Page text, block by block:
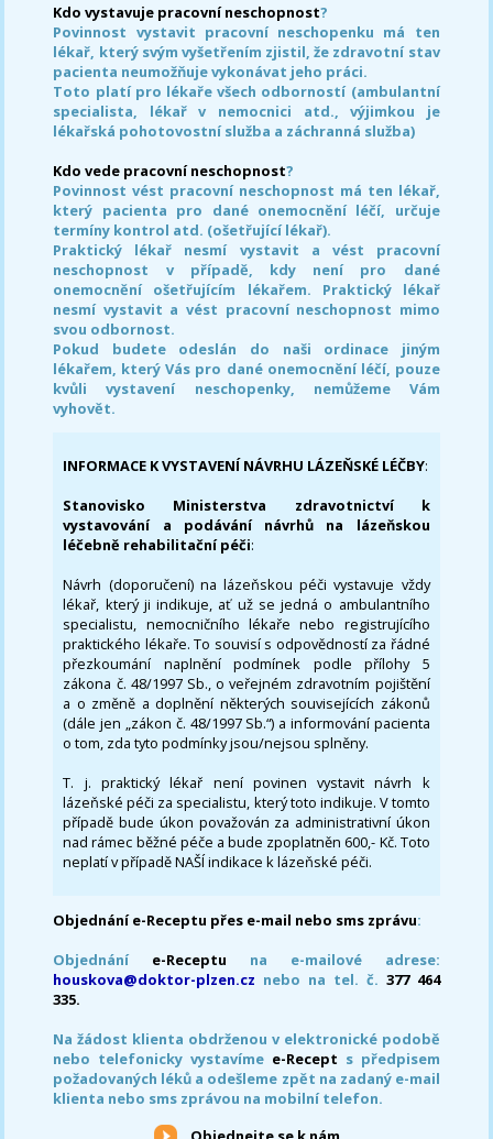
Kdo vystavuje pracovní neschopnost?
Povinnost vystavit pracovní neschopenku má ten
lékař, který svým vyšetřením zjistil, že zdravotní stav
pacienta neumožňuje vykonávat jeho práci.
Toto platí pro lékaře všech odborností (ambulantní
specialista, lékař v nemocnici atd., výjimkou je
lékařská pohotovostní služba a záchranná služba)
Kdo vede pracovní neschopnost?
Povinnost vést pracovní neschopnost má ten lékař,
který pacienta pro dané onemocnění léčí, určuje
termíny kontrol atd. (ošetřující lékař).
Praktický lékař nesmí vystavit a vést pracovní
neschopnost v případě, kdy není pro dané
onemocnění ošetřujícím lékařem. Praktický lékař
nesmí vystavit a vést pracovní neschopnost mimo
svou odbornost.
Pokud budete odeslán do naši ordinace jiným
lékařem, který Vás pro dané onemocnění léčí, pouze
kvůli vystavení neschopenky, nemůžeme Vám
vyhovět.
INFORMACE K VYSTAVENÍ NÁVRHU LÁZEŇSKÉ LÉČBY:
Stanovisko Ministerstva zdravotnictví k
vystavování a podávání návrhů na lázeňskou
léčebně rehabilitační péči:
Návrh (doporučení) na lázeňskou péči vystavuje vždy
lékař, který ji indikuje, ať už se jedná o ambulantního
specialistu, nemocničního lékaře nebo registrujícího
praktického lékaře. To souvisí s odpovědností za řádné
přezkoumání naplnění podmínek podle přílohy 5
zákona č. 48/1997 Sb., o veřejném zdravotním pojištění
a o změně a doplnění některých souvisejících zákonů
(dále jen „zákon č. 48/1997 Sb.“) a informování pacienta
o tom, zda tyto podmínky jsou/nejsou splněny.
T. j. praktický lékař není povinen vystavit návrh k
lázeňské péči za specialistu, který toto indikuje. V tomto
případě bude úkon považován za administrativní úkon
nad rámec běžné péče a bude zpoplatněn 600,- Kč. Toto
neplatí v případě NAŠÍ indikace k lázeňské péči.
Objednání e-Receptu přes e-mail nebo sms zprávu:
Objednání e-Receptu na e-mailové adrese:
houskova@doktor-plzen.cz nebo na tel. č. 377 464
335.
Na žádost klienta obdrženou v elektronické podobě
nebo telefonicky vystavíme e-Recept s předpisem
požadovaných léků a odešleme zpět na zadaný e-mail
klienta nebo sms zprávou na mobilní telefon.